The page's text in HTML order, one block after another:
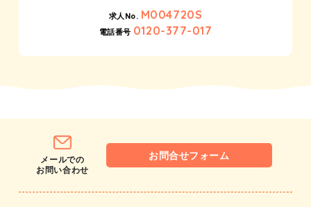
求人No. M004720S
電話番号 0120-377-017
メールでの
お問い合わせ
お問合せフォーム